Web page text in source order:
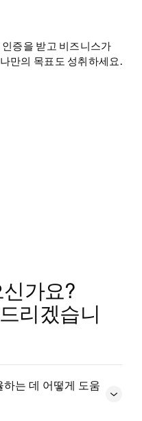
증을 받고 비즈니스가
만의 목표도 성취하세요.
가요?
리겠습니
는 데 어떻게 도움